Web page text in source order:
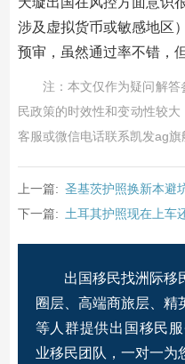
涉及虚拟货币或敏感地区
预审，虽然通过率不错，
注：本文仅作为疑问解
民政策的时效性和变动性较
客服或微信电话联系凯发ag旗
上一篇: 圣基茨护照换新本避
下一篇: 土耳其护照现在上车
出国移民找洲际移
圈层、高端商旅层、精
等人群提供出国移民
业移民团队，一对一为